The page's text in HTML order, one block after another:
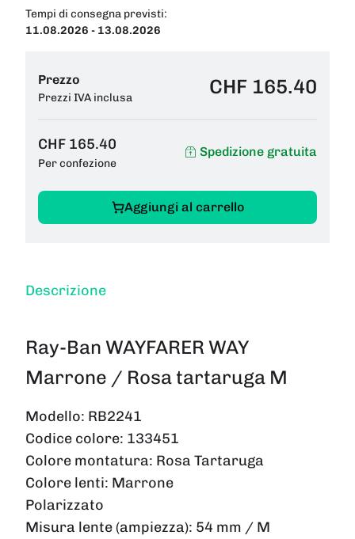
Tempi di consegna previsti:
11.08.2026 - 13.08.2026
Prezzo
Prezzi IVA inclusa CHF 165.40
CHF 165.40
Per confezione
Spedizione gratuita
Aggiungi al carrello
Descrizione
Ray-Ban WAYFARER WAY
Marrone / Rosa tartaruga M
Modello: RB2241
Codice colore: 133451
Colore montatura: Rosa Tartaruga
Colore lenti: Marrone
Polarizzato
Misura lente (ampiezza): 54 mm / M